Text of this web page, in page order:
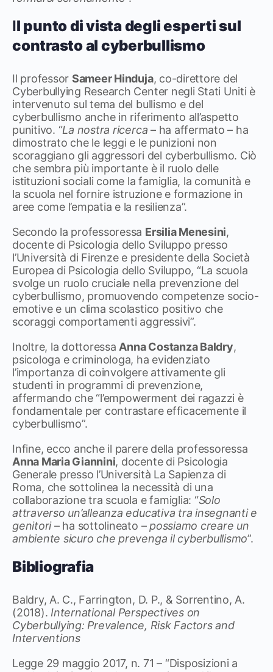
Il punto di vista degli esperti sul
contrasto al cyberbullismo
Il professor Sameer Hinduja, co-direttore del
Cyberbullying Research Center negli Stati Uniti è
intervenuto sul tema del bullismo e del
cyberbullismo anche in riferimento all’aspetto
punitivo. “La nostra ricerca– ha affermato – ha
dimostrato che le leggi e le punizioni non
scoraggiano gli aggressori del cyberbullismo. Ciò
che sembra più importante è il ruolo delle
istituzioni sociali come la famiglia, la comunità e
la scuola nel fornire istruzione e formazione in
aree come l’empatia e la resilienza”.
Secondo la professoressa Ersilia Menesini,
docente di Psicologia dello Sviluppo presso
l’Università di Firenze e presidente della Società
Europea di Psicologia dello Sviluppo, “La scuola
svolge un ruolo cruciale nella prevenzione del
cyberbullismo, promuovendo competenze socio-
emotive e un clima scolastico positivo che
scoraggi comportamenti aggressivi”.
Inoltre, la dottoressa Anna Costanza Baldry,
psicologa e criminologa, ha evidenziato
l’importanza di coinvolgere attivamente gli
studenti in programmi di prevenzione,
affermando che “l’empowerment dei ragazzi è
fondamentale per contrastare efficacemente il
cyberbullismo”.
Infine, ecco anche il parere della professoressa
Anna Maria Giannini, docente di Psicologia
Generale presso l’Università La Sapienza di
Roma, che sottolinea la necessità di una
collaborazione tra scuola e famiglia: “Solo
attraverso un’alleanza educativa tra insegnanti e
genitori– ha sottolineato –possiamo creare un
ambiente sicuro che prevenga il cyberbullismo”.
Bibliografia
Baldry, A. C., Farrington, D. P., & Sorrentino, A.
(2018). International Perspectives on
Cyberbullying: Prevalence, Risk Factors and
Interventions
Legge 29 maggio 2017, n. 71 – “Disposizioni a